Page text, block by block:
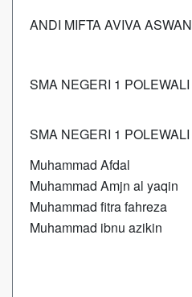
ANDI MIFTA AVIVA ASWAN
SMA NEGERI 1 POLEWALI
SMA NEGERI 1 POLEWALI
Muhammad Afdal
Muhammad Amjn al yaqin
Muhammad fitra fahreza
Muhammad ibnu azikin